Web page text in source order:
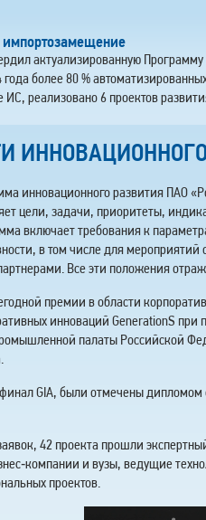
актуализированную
более 80 %
ИС, реализовано 6 проектов
инновационного развития ПАО
цели, задачи, приоритеты,
включает требования к
в том числе для
Все эти положения
премии в области
инноваций GenerationS
палаты Российской
GIA, были отмечены
42 проекта прошли
и вузы, ведущие
проектов.